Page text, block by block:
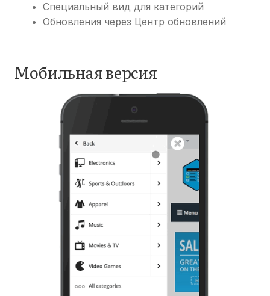
Специальный вид для категорий
Обновления через Центр обновлений
Мобильная версия